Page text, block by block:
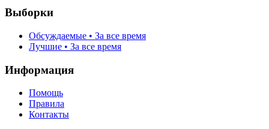
Выборки
Обсуждаемые • За все время
Лучшие • За все время
Информация
Помощь
Правила
Контакты